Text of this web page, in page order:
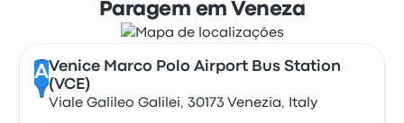
Paragem em Veneza
AVenice Marco Polo Airport Bus Station
(VCE)
Viale Galileo Galilei, 30173 Venezia, Italy